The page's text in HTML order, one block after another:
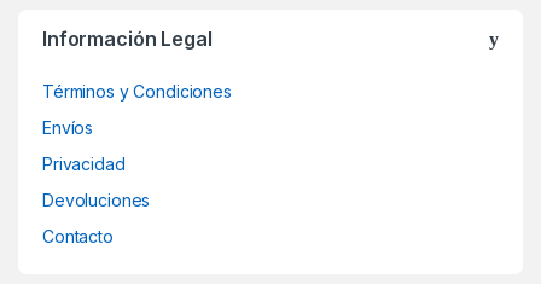
Información Legal
Términos y Condiciones
Envíos
Privacidad
Devoluciones
Contacto